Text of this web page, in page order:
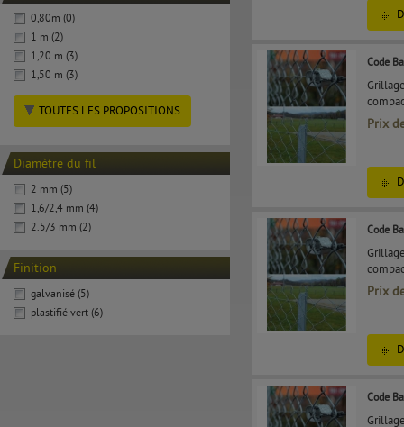
0,80m (0)
1 m (2)
1,20 m (3)
1,50 m (3)
TOUTES LES PROPOSITIONS
Diamètre du fil
2 mm (5)
1,6/2,4 mm (4)
2.5/3 mm (2)
Finition
galvanisé (5)
plastifié vert (6)
Code
Prix
Code
Prix
Code